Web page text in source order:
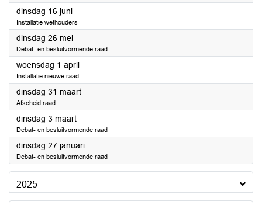
dinsdag 16 juni2026
Installatie wethouders
dinsdag 26 mei2026
Debat- en besluitvormende raad
woensdag 1 april2026
Installatie nieuwe raad
dinsdag 31 maart2026
Afscheid raad
dinsdag 3 maart2026
Debat- en besluitvormende raad
dinsdag 27 januari2026
Debat- en besluitvormende raad
2025